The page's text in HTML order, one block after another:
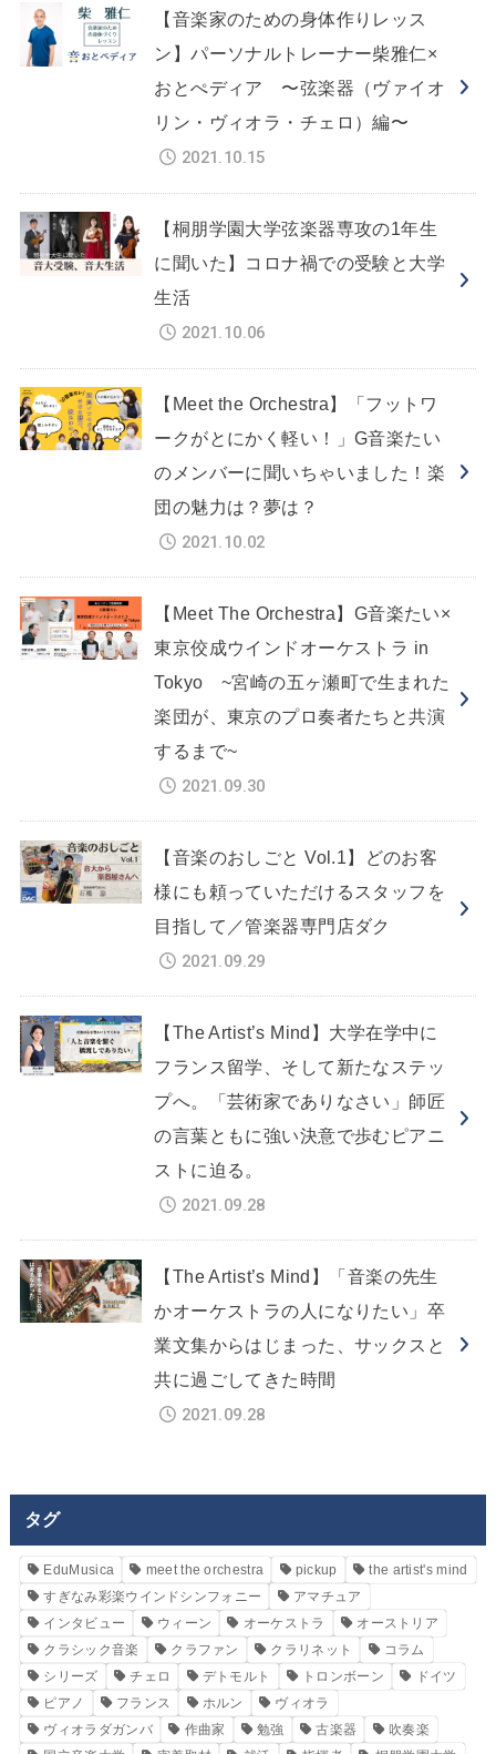
【音楽家のための身体作りレッス
ン】パーソナルトレーナー柴雅仁×
おとぺディア 〜弦楽器（ヴァイオ
リン・ヴィオラ・チェロ）編〜
2021.10.15
【桐朋学園大学弦楽器専攻の1年生
に聞いた】コロナ禍での受験と大学
生活
2021.10.06
【Meet the Orchestra】「フットワ
ークがとにかく軽い！」G音楽たい
のメンバーに聞いちゃいました！楽
団の魅力は？夢は？
2021.10.02
【Meet The Orchestra】G音楽たい×
東京佼成ウインドオーケストラ in
Tokyo ~宮崎の五ヶ瀬町で生まれた
楽団が、東京のプロ奏者たちと共演
するまで~
2021.09.30
【音楽のおしごと Vol.1】どのお客
様にも頼っていただけるスタッフを
目指して／管楽器専門店ダク
2021.09.29
【The Artist’s Mind】大学在学中に
フランス留学、そして新たなステッ
プへ。「芸術家でありなさい」師匠
の言葉ともに強い決意で歩むピアニ
ストに迫る。
2021.09.28
【The Artist’s Mind】「音楽の先生
かオーケストラの人になりたい」卒
業文集からはじまった、サックスと
共に過ごしてきた時間
2021.09.28
タグ
EduMusica meet the orchestra pickup
the artist's mind
すぎなみ彩楽ウインドシンフォニー
アマチュア
インタビュー
ウィーン オーケストラ
オーストリア
クラシック音楽
クラファン クラリネット
コラム
シリーズ
チェロ デトモルト トロンボーン
ドイツ
ピアノ
フランス ホルン
ヴィオラ
ヴィオラダガンバ
作曲家 勉強 古楽器
吹奏楽